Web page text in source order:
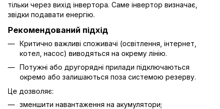
тільки через вихід інвертора. Саме інвертор визначає,
звідки подавати енергію.
Рекомендований підхід
Критично важливі споживачі (освітлення, інтернет,
котел, насос) виводяться на окрему лінію.
Потужні або другорядні прилади підключаються
окремо або залишаються поза системою резерву.
Це дозволяє:
зменшити навантаження на акумулятори;